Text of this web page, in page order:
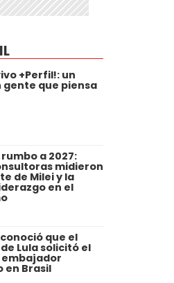
+Perfil!: un
gente que piensa
a 2027:
midieron
de Milei y la
en el
que el
Lula solicitó el
en Brasil